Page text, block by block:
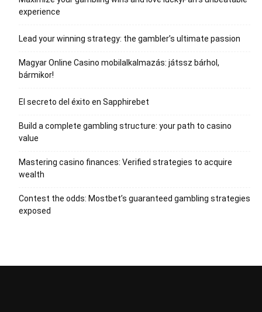
experience
Lead your winning strategy: the gambler’s ultimate passion
Magyar Online Casino mobilalkalmazás: játssz bárhol,
bármikor!
El secreto del éxito en Sapphirebet
Build a complete gambling structure: your path to casino
value
Mastering casino finances: Verified strategies to acquire
wealth
Contest the odds: Mostbet’s guaranteed gambling strategies
exposed